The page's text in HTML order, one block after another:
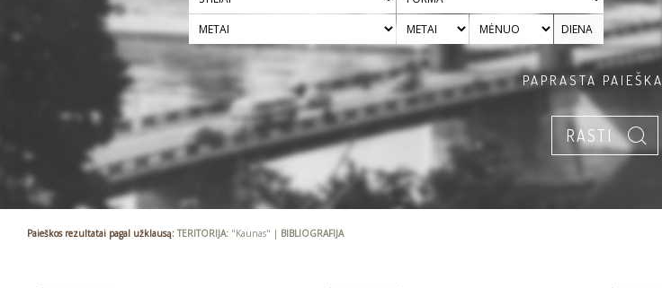
PAPRASTA PAIEŠKA
Paieškos rezultatai pagal užklausą: TERITORIJA: "Kaunas" | BIBLIOGRAFIJA